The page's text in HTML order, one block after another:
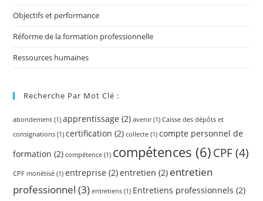
Objectifs et performance
Réforme de la formation professionnelle
Ressources humaines
Recherche Par Mot Clé :
abondement (1) apprentissage (2) avenir(1) Caisse des dépôts et
consignations (1) certification (2) collecte (1) compte personnel de
formation (2) compétence (1) compétences (6)CPF(4)
CPF monétisé (1) entreprise (2)entretien (2) entretien
professionnel (3) entretiens (1) Entretiens professionnels (2)